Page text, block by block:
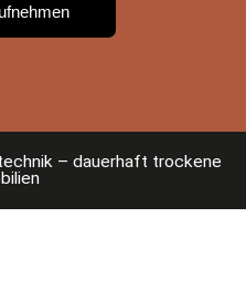
– dauerhaft trockene